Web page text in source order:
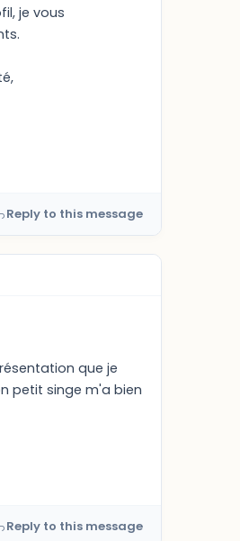
je vous
Reply to this message
que je
petit singe m'a bien
Reply to this message